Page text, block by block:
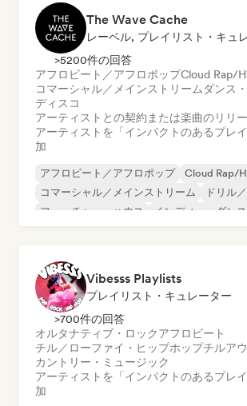
The Wave Cache
レーベル, プレイリスト・キュ
>5200件の回答
アフロビート／アフロポップCloud Rap/
コマーシャル／メインストリーム ダンス
ディスコ
アーティストとの契約または楽曲のリリ
アーティストを「インパクトのあるプレ
加
アフロビート／アフロポップ
Cloud Rap/
コマーシャル／メインストリーム
ドリル
フューチャー・ハウス
インディー・ダンス
Vibesss Playlists
プレイリスト・キュレーター
>700件の回答
オルタナティブ・ロックアフロビート
チル／ローファイ・ヒップホップチルア
カントリー・ミュージック
アーティストを「インパクトのあるプレ
加